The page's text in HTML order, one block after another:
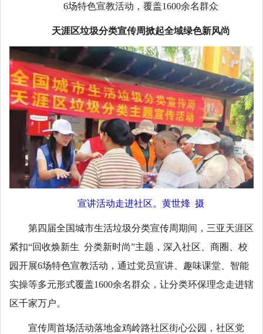
6场特色宣教活动，覆盖1600余名群众
天涯区垃圾分类宣传周掀起全域绿色新风尚
宣讲活动走进社区。黄世烽 摄
第四届全国城市生活垃圾分类宣传周期间，三亚天涯区
紧扣“回收焕新生 分类新时尚”主题，深入社区、商圈、校
园开展6场特色宣教活动，通过党员宣讲、趣味课堂、智能
实操等多元形式覆盖1600余名群众，让分类环保理念走进辖
区千家万户。
宣传周首场活动落地金鸡岭路社区街心公园，社区党